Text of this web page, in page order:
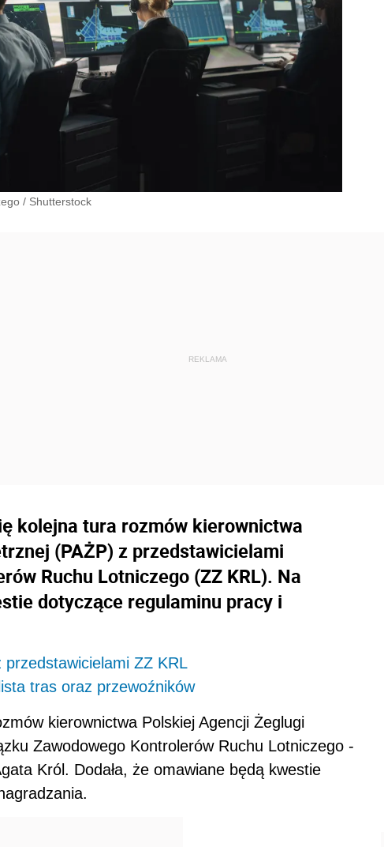
/ Shutterstock
kolejna tura rozmów kierownictwa
(PAŻP) z przedstawicielami
Ruchu Lotniczego (ZZ KRL). Na
dotyczące regulaminu pracy i
ZZ KRL
tras oraz przewoźników
kierownictwa Polskiej Agencji Żeglugi
Zawodowego Kontrolerów Ruchu Lotniczego -
Król. Dodała, że omawiane będą kwestie